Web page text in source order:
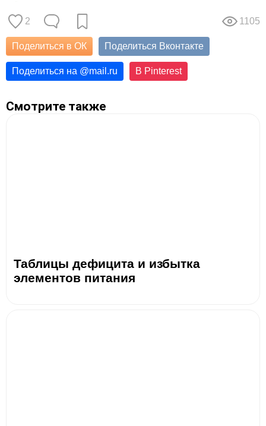
2 1105
Поделиться в ОК Поделиться Вконтакте
Поделиться на @mail.ru В Pinterest
Смотрите также
Таблицы дефицита и избытка
элементов питания